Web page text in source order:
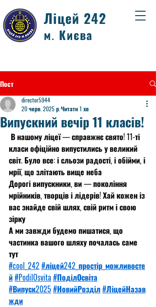
м. Києва
Ліцей 242
Пост
Випускний вечір 11 класів!
director5944
20 черв. 2025 р. Читати 1 хв
В нашому ліцеї — справжнє свято! 11-ті
класи офіційно випустились у великий
світ. Було все: і сльози радості, і обійми, і
мрії, що злітають вище неба
Дорогі випускники, ви — покоління
мрійників, творців і лідерів! Хай кожен із
вас знайде свій шлях, свій ритм і свою
зірку
А ми завжди будемо пишатися, що
частинка вашого шляху почалась саме
тут
#cool_242 #ліцей242_простір_можливосте
й#PodilOsvita#ПоділОсвіта
#Випуск2025 #НовийРозділ#ЛіцейНазав
жди